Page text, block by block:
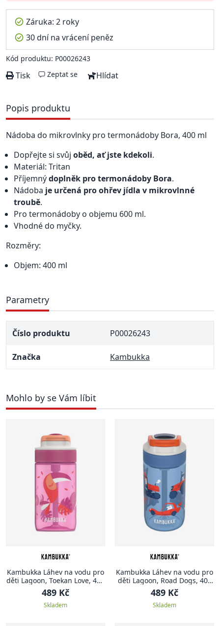
Záruka: 2 roky
30 dní na vrácení peněz
Kód produktu: P00026243
Tisk Zeptat se Hlídat
Popis produktu
Nádoba do mikrovlnky pro termonádoby Bora, 400 ml
Dopřejte si svůj oběd, ať jste kdekoli.
Materiál: Tritan
Příjemnýdoplněk pro termonádoby Bora.
Nádoba je určená pro ohřev jídla v mikrovlnné
troubě.
Pro termonádoby o objemu 600 ml.
Vhodné do myčky.
Rozměry:
Objem: 400 ml
Parametry
Číslo produktu P00026243
Značka Kambukka
Mohlo by se Vám líbit
Kambukka Láhev na vodu pro
děti Lagoon, Toekan Love, 400
ml
489 Kč
Skladem
Kambukka Láhev na vodu pro
děti Lagoon, Road Dogs, 400
ml
489 Kč
Skladem